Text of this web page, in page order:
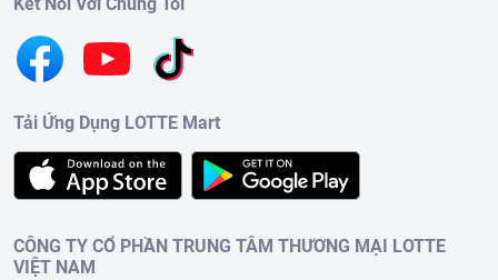
Tải Ứng Dụng LOTTE Mart
CÔNG TY CỔ PHẦN TRUNG TÂM THƯƠNG MẠI LOTTE
VIỆT NAM